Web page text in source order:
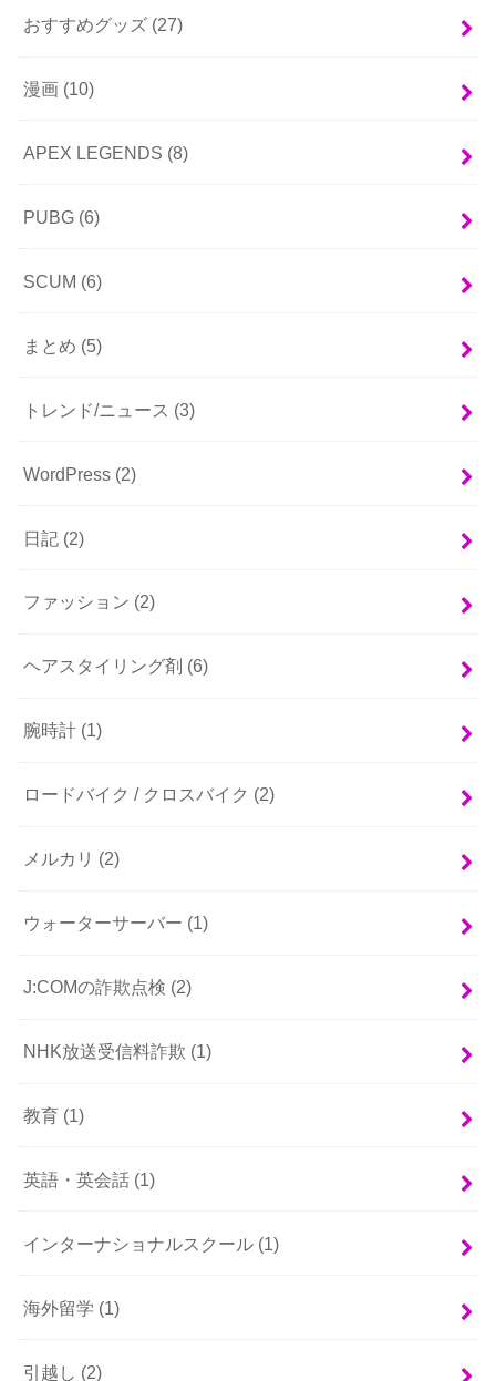
おすすめグッズ (27)
漫画 (10)
APEX LEGENDS (8)
PUBG (6)
SCUM (6)
まとめ (5)
トレンド/ニュース (3)
WordPress (2)
日記 (2)
ファッション (2)
ヘアスタイリング剤 (6)
腕時計 (1)
ロードバイク / クロスバイク (2)
メルカリ (2)
ウォーターサーバー (1)
J:COMの詐欺点検 (2)
NHK放送受信料詐欺 (1)
教育 (1)
英語・英会話 (1)
インターナショナルスクール (1)
海外留学 (1)
引越し (2)